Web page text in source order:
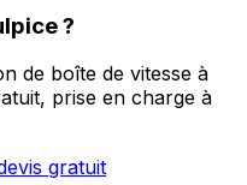
?
de boîte de vitesse à
prise en charge à
gratuit